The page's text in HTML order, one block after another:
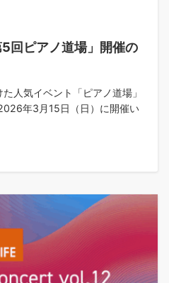
回ピアノ道場」開催の
人気イベント「ピアノ道場」
年3月15日（日）に開催い